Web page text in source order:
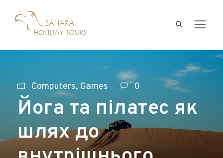
Computers, Games 0
Йога та пілатес як
шлях до